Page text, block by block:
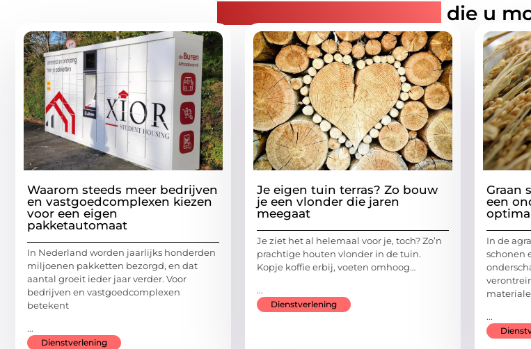
die u
Waarom steeds meer bedrijven
en vastgoedcomplexen kiezen
voor een eigen
pakketautomaat
In Nederland worden jaarlijks honderden
miljoenen pakketten bezorgd, en dat
aantal groeit ieder jaar verder. Voor
bedrijven en vastgoedcomplexen
betekent
...
Dienstverlening
Je eigen tuin terras? Zo bouw
je een vlonder die jaren
meegaat
Je ziet het al helemaal voor je, toch? Zo’n
prachtige houten vlonder in de tuin.
Kopje koffie erbij, voeten omhoog…
...
Dienstverlening
Graan
een
In de
schonen
...